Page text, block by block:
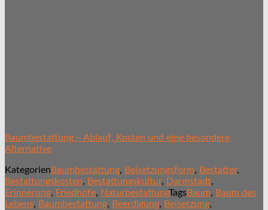
Baumbestattung – Ablauf, Kosten und eine besondere
Alternative
Kategorien Baumbestattung, Beisetzungsform, Bestatter,
Bestattungskosten, Bestattungskultur, Darmstadt,
Erinnerung, Friedhöfe, NaturbestattungTagsBaum, Baum des
Lebens, Baumbestattung, Beerdigung, Beisetzung,